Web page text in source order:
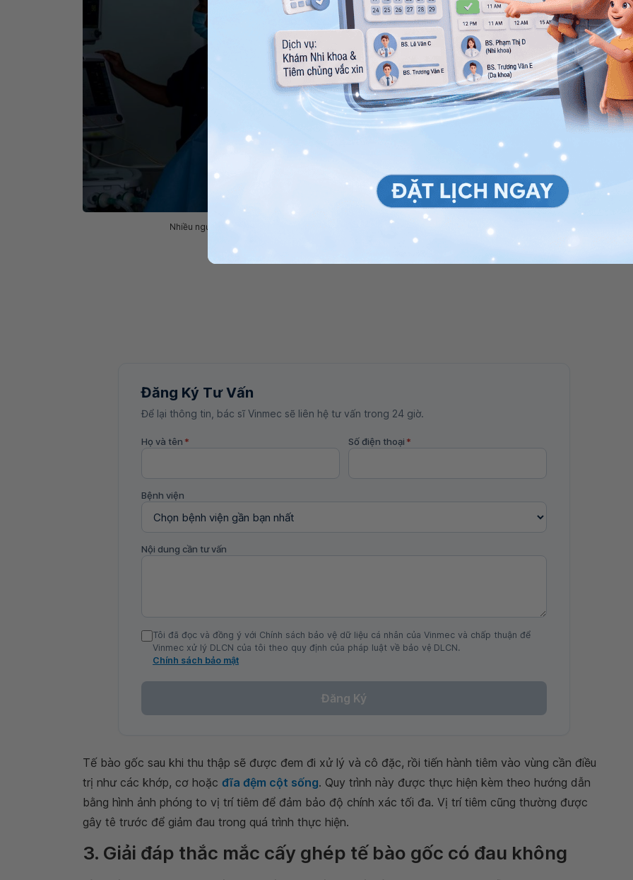
Nhiều người bệnh thường thắc mắc không biết liệu cấy ghép tế bào gốc có đau không.
Đăng Ký Tư Vấn
Để lại thông tin, bác sĩ Vinmec sẽ liên hệ tư vấn trong 24 giờ.
Họ và tên * Số điện thoại *
Bệnh viện
Nội dung cần tư vấn
Tôi đã đọc và đồng ý với Chính sách bảo vệ dữ liệu cá nhân của Vinmec và chấp thuận để
Vinmec xử lý DLCN của tôi theo quy định của pháp luật về bảo vệ DLCN.
Chính sách bảo mật
Đăng Ký
Tế bào gốc sau khi thu thập sẽ được đem đi xử lý và cô đặc, rồi tiến hành tiêm vào vùng cần điều
trị như các khớp, cơ hoặc đĩa đệm cột sống. Quy trình này được thực hiện kèm theo hướng dẫn
bằng hình ảnh phóng to vị trí tiêm để đảm bảo độ chính xác tối đa. Vị trí tiêm cũng thường được
gây tê trước để giảm đau trong quá trình thực hiện.
3. Giải đáp thắc mắc cấy ghép tế bào gốc có đau không